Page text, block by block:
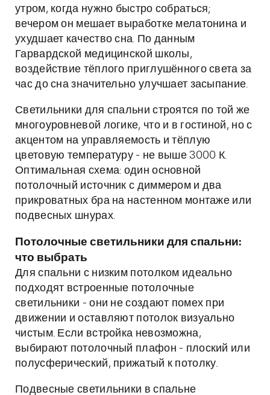
утром, когда нужно быстро собраться;
вечером он мешает выработке мелатонина и
ухудшает качество сна. По данным
Гарвардской медицинской школы,
воздействие тёплого приглушённого света за
час до сна значительно улучшает засыпание.
Светильники для спальни строятся по той же
многоуровневой логике, что и в гостиной, но с
акцентом на управляемость и тёплую
цветовую температуру - не выше 3000 К.
Оптимальная схема: один основной
потолочный источник с диммером и два
прикроватных бра на настенном монтаже или
подвесных шнурах.
Потолочные светильники для спальни:
что выбрать
Для спальни с низким потолком идеально
подходят встроенные потолочные
светильники - они не создают помех при
движении и оставляют потолок визуально
чистым. Если встройка невозможна,
выбирают потолочный плафон - плоский или
полусферический, прижатый к потолку.
Подвесные светильники в спальне